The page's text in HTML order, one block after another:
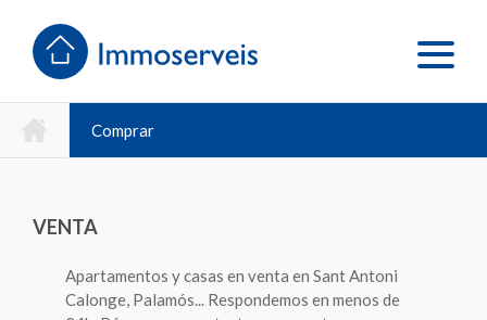
Comprar
VENTA
Apartamentos y casas en venta en Sant Antoni
Calonge, Palamós... Respondemos en menos de